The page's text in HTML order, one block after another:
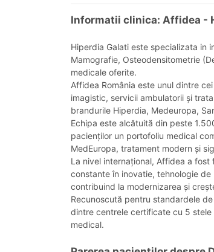
Informatii clinica: Affidea -
Hiperdia Galati este specializata in
Mamografie, Osteodensitometrie
medicale oferite.
Affidea România este unul dintre
imagistic, servicii ambulatorii și
brandurile Hiperdia, Medeuropa,
Echipa este alcătuită din peste
pacienților un portofoliu medical
MedEuropa, tratament modern și
La nivel internațional, Affidea a
constante în inovatie, tehnologie
contribuind la modernizarea și
Recunoscută pentru standardele
dintre centrele certificate cu 5
medical.